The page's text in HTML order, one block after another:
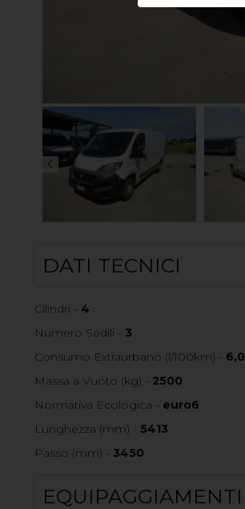
DATI TECNICI
Cilindri - 4
Numero Sedili - 3
Consumo Extraurbano (l/100km) -
Massa a Vuoto (kg) - 2500
Normativa Ecologica - euro6
Lunghezza (mm) - 5413
Passo (mm) - 3450
EQUIPAGGIAMENTI